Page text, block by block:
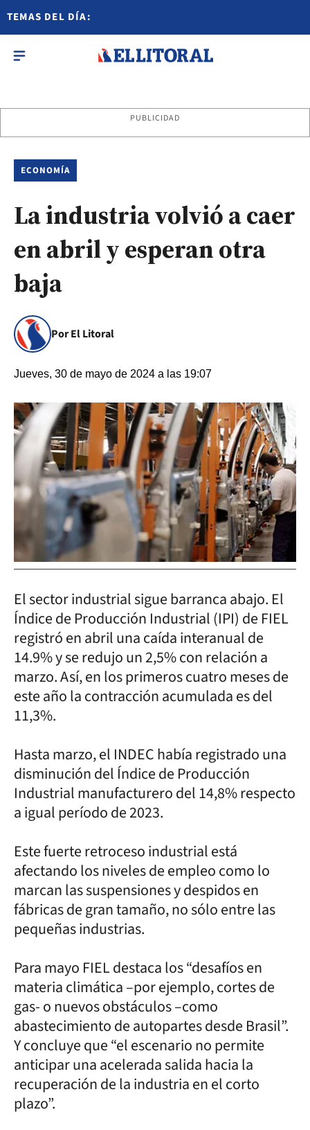
TEMAS DEL DÍA:
PUBLICIDAD
ECONOMÍA
La industria volvió a caer
en abril y esperan otra
baja
Por El Litoral
Jueves, 30 de mayo de 2024 a las 19:07
El sector industrial sigue barranca abajo. El
Índice de Producción Industrial (IPI) de FIEL
registró en abril una caída interanual de
14.9% y se redujo un 2,5% con relación a
marzo. Así, en los primeros cuatro meses de
este año la contracción acumulada es del
11,3%.
Hasta marzo, el INDEC había registrado una
disminución del Índice de Producción
Industrial manufacturero del 14,8% respecto
a igual período de 2023.
Este fuerte retroceso industrial está
afectando los niveles de empleo como lo
marcan las suspensiones y despidos en
fábricas de gran tamaño, no sólo entre las
pequeñas industrias.
Para mayo FIEL destaca los “desafíos en
materia climática –por ejemplo, cortes de
gas- o nuevos obstáculos –como
abastecimiento de autopartes desde Brasil”.
Y concluye que “el escenario no permite
anticipar una acelerada salida hacia la
recuperación de la industria en el corto
plazo”.